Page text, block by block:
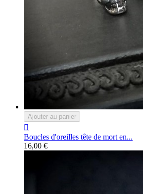
Ajouter au panier

Boucles d'oreilles tête de mort en...
16,00 €